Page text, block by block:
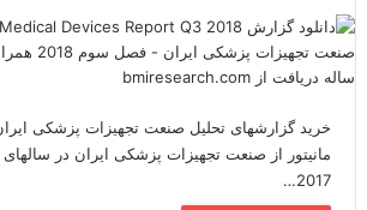
خرید گزارشهای تحلیل صنعت تجهیزات پزشکی
مانیتور از صنعت تجهیزات پزشکی ایران در
2017…